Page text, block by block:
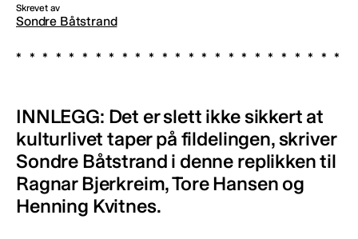
Skrevet av
Sondre Båtstrand
INNLEGG: Det er slett ikke sikkert at
kulturlivet taper på fildelingen, skriver
Sondre Båtstrand i denne replikken til
Ragnar Bjerkreim, Tore Hansen og
Henning Kvitnes.